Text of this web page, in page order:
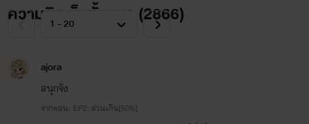
...บุคคลในรูปภาพไม่มีส่วนเกี่ยวข้องกับเนื้อหานี้ ใช่ประกอบเพื่อ
....
ความคิดเห็นทั้งหมด (2866)
ajora
สนุกจัง
จากตอน: EP2::ส่วนเกิน[50%]